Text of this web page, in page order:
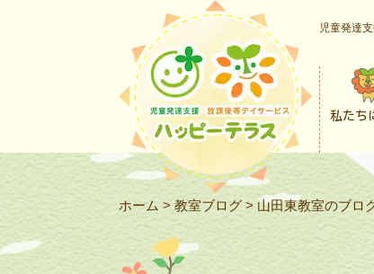
児童発達
私たち
ホーム > 教室ブログ > 山田東教室のブロ